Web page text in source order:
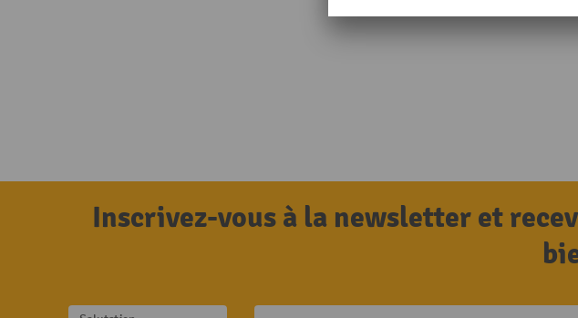
Inscrivez-vous à la newsletter et